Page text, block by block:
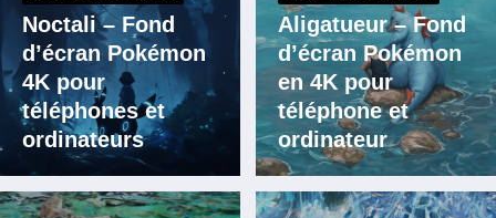
Noctali – Fond
d’écran Pokémon
4K pour
téléphones et
ordinateurs
Aligatueur – Fond
d’écran Pokémon
en 4K pour
téléphone et
ordinateur